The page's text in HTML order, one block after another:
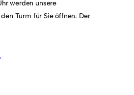
werden unsere
Turm für Sie öffnen. Der